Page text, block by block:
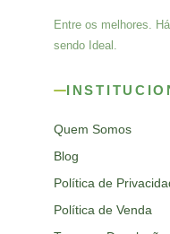
Entre os melhores.
sendo Ideal.
Quem Somos
Blog
Política de
Política de Venda